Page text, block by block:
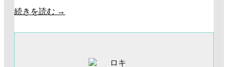
続きを読む →